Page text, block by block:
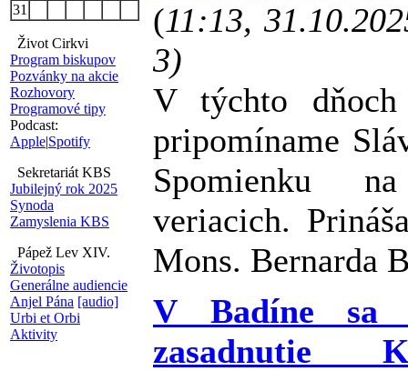
31
Život Cirkvi
Program biskupov
Pozvánky na akcie
Rozhovory
Programové tipy
Podcast:
Apple|Spotify
Sekretariát KBS
Jubilejný rok 2025
Synoda
Zamyslenia KBS
Pápež Lev XIV.
Životopis
Generálne audiencie
Anjel Pána [audio]
Urbi et Orbi
Aktivity
(11:13,
3)
V týchto
pripomíname
Spomienku
veriacich.
Mons. Bernarda
V Badíne sa
zasadnutie